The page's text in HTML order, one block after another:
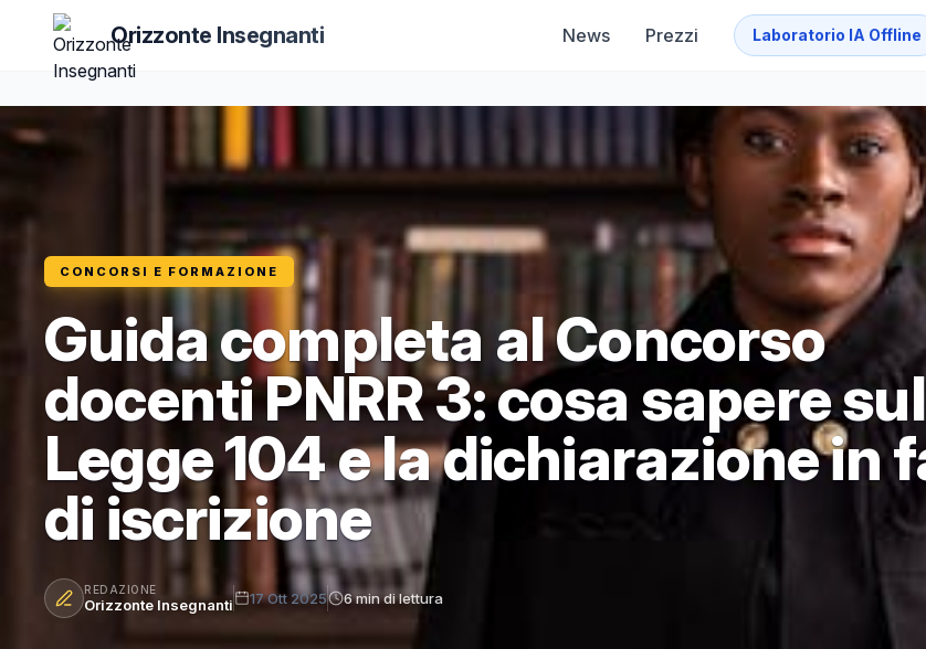
Orizzonte Insegnanti News Prezzi Laboratorio IA Offline
CONCORSI E FORMAZIONE
Guida completa al Concorso
docenti PNRR 3: cosa sapere
Legge 104 e la dichiarazione in
di iscrizione
REDAZIONE
Orizzonte Insegnanti 17 Ott 2025 6 min di lettura